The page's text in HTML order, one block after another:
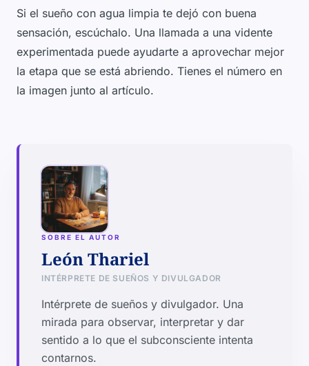
Si el sueño con agua limpia te dejó con buena
sensación, escúchalo. Una llamada a una vidente
experimentada puede ayudarte a aprovechar mejor
la etapa que se está abriendo. Tienes el número en
la imagen junto al artículo.
SOBRE EL AUTOR
León Thariel
INTÉRPRETE DE SUEÑOS Y DIVULGADOR
Intérprete de sueños y divulgador. Una
mirada para observar, interpretar y dar
sentido a lo que el subconsciente intenta
contarnos.